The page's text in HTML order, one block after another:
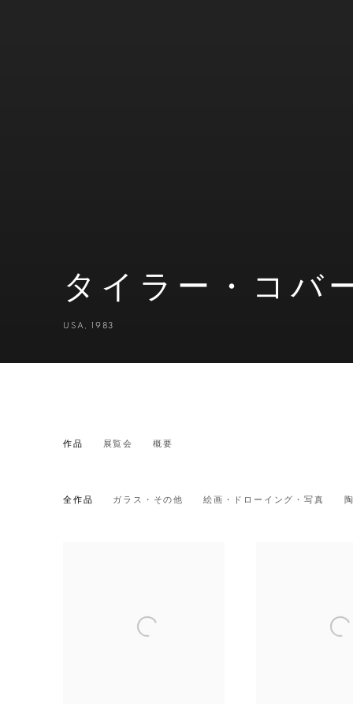
タイラー・コバ
USA, 1983
タイラー・コバーン
作品 展覧会 概要
全作品 ガラス・その他 絵画・ドローイング・写真